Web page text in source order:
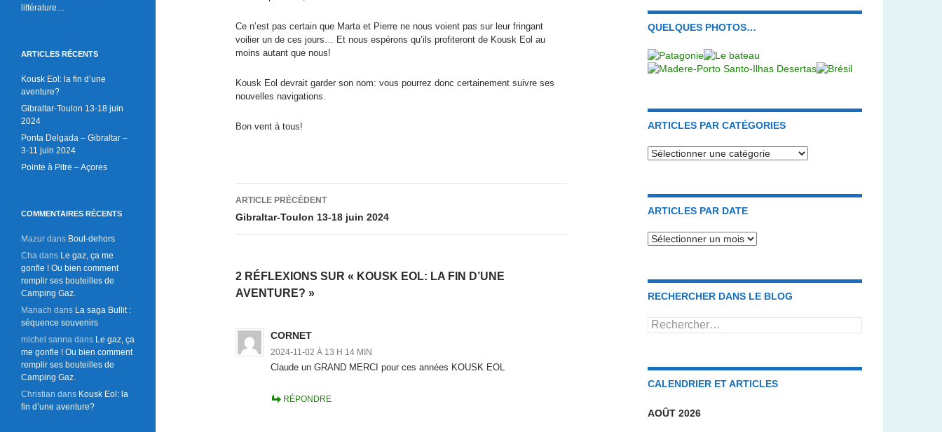
Ce n’est pas certain que Marta et Pierre ne nous voient pas sur leur fringant
voilier un de ces jours… Et nous espérons qu’ils profiteront de Kousk Eol au
moins autant que nous!
Kousk Eol devrait garder son nom: vous pourrez donc certainement suivre ses
nouvelles navigations.
Bon vent à tous!
Navigation
des
ARTICLE PRÉCÉDENT
Gibraltar-Toulon 13-18 juin 2024
2 RÉFLEXIONS SUR « KOUSK EOL: LA FIN D’UNE
AVENTURE? »
CORNET
2024-11-02 À 13 H 14 MIN
Claude un GRAND MERCI pour ces années KOUSK EOL
RÉPONDRE
QUELQUES PHOTOS…
ARTICLES PAR CATÉGORIES
Articles
ARTICLES PAR DATE
Articles
RECHERCHER DANS LE BLOG
Rechercher :
CALENDRIER ET ARTICLES
AOÛT 2026
littérature…
ARTICLES RÉCENTS
Kousk Eol: la fin d’une
aventure?
Gibraltar-Toulon 13-18 juin
2024
Ponta Delgada – Gibraltar –
3-11 juin 2024
Pointe à Pitre – Açores
COMMENTAIRES RÉCENTS
Mazur dans Bout-dehors
Cha dans Le gaz, ça me
gonfle ! Ou bien comment
remplir ses bouteilles de
Camping Gaz.
Manach dans La saga Bullit :
séquence souvenirs
michel sanna dans Le gaz, ça
me gonfle ! Ou bien comment
remplir ses bouteilles de
Camping Gaz.
Christian dans Kousk Eol: la
fin d’une aventure?